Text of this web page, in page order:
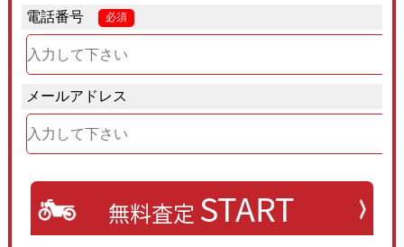
電話番号 必須
メールアドレス
無料査定 START